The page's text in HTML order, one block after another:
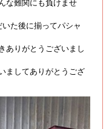
な難関にも負けませ
た後に揃ってパシャ
ありがとうございまし
ましてありがとうござ